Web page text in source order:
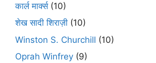
कार्ल मार्क्स(10)
शेख सादी शिराज़ी (10)
Winston S. Churchill (10)
Oprah Winfrey (9)